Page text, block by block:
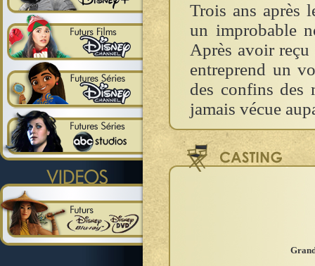
Trois ans après
un improbable
Après avoir reçu
entreprend un
des confins des
jamais vécue